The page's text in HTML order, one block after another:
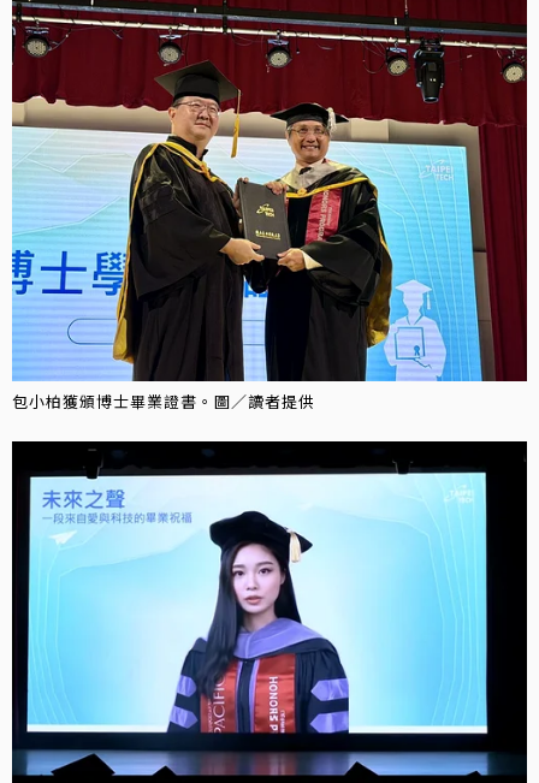
包小柏獲頒博士畢業證書。圖／讀者提供